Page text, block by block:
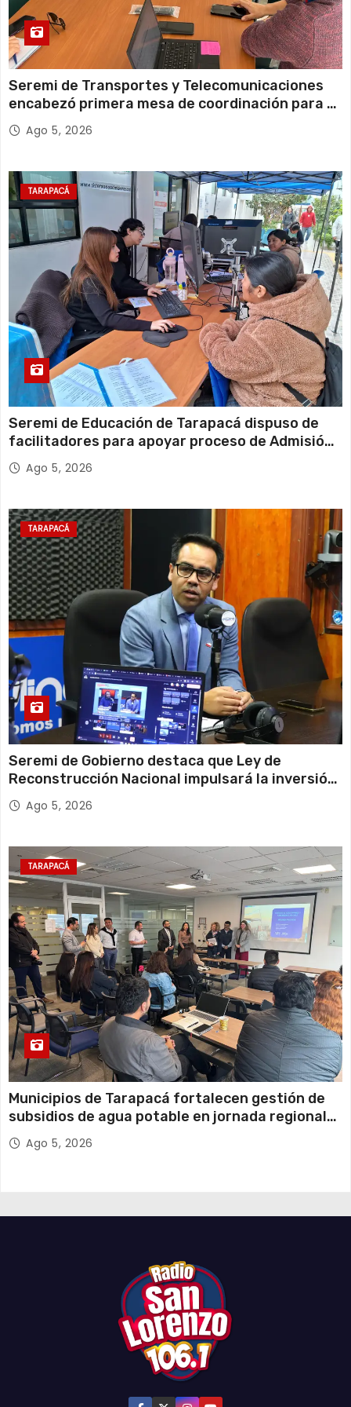
Seremi de Transportes y Telecomunicaciones
encabezó primera mesa de coordinación para el
retiro de cables en desuso en Iquique
Ago 5, 2026
TARAPACÁ
Seremi de Educación de Tarapacá dispuso de
facilitadores para apoyar proceso de Admisión
Escolar 2027
Ago 5, 2026
TARAPACÁ
Seremi de Gobierno destaca que Ley de
Reconstrucción Nacional impulsará la inversión
y el empleo en Tarapacá
Ago 5, 2026
TARAPACÁ
Municipios de Tarapacá fortalecen gestión de
subsidios de agua potable en jornada regional
organizada por Aguas del Altiplano y ANDESS
Ago 5, 2026